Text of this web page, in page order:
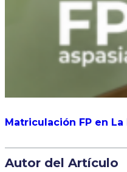
Matriculación FP en
Autor del Artículo